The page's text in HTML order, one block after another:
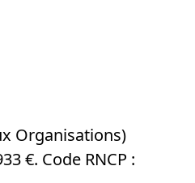
Organisations)
€. Code RNCP :